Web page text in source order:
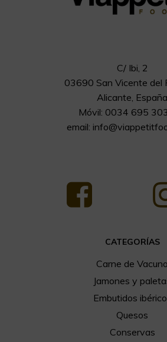
C/ Ibi, 2
03690 San Vicente del
Alicante, España
Móvil: 0034 695
email:
CATEGORÍAS
Carne de Vacuno
Jamones y
Embutidos
Quesos
Conservas